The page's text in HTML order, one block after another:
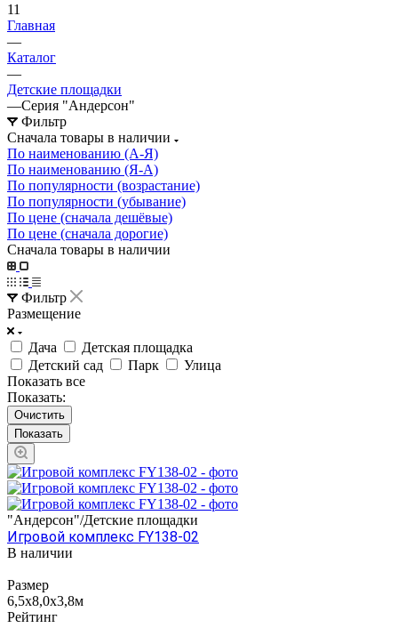
11
Главная
—
Каталог
—
Детские площадки
—Серия "Андерсон"
Фильтр
Сначала товары в наличии
По наименованию (А-Я)
По наименованию (Я-А)
По популярности (возрастание)
По популярности (убывание)
По цене (сначала дешёвые)
По цене (сначала дорогие)
Сначала товары в наличии
Фильтр
Размещение
Дача
Детская площадка
Детский сад
Парк
Улица
Показать все
Показать:
Очистить
"Андерсон"/Детские площадки
Игровой комплекс FY138-02
В наличии
Размер
6,5х8,0х3,8м
Рейтинг